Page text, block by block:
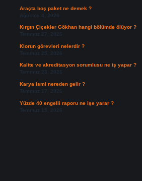
Araçta boş paket ne demek ?
Ağustos 4, 2026
Kırgın Çiçekler Gökhan hangi bölümde ölüyor ?
Temmuz 27, 2026
Klorun görevleri nelerdir ?
Temmuz 25, 2026
Kalite ve akreditasyon sorumlusu ne iş yapar ?
Temmuz 23, 2026
Karya ismi nereden gelir ?
Temmuz 17, 2026
Yüzde 40 engelli raporu ne işe yarar ?
Temmuz 15, 2026